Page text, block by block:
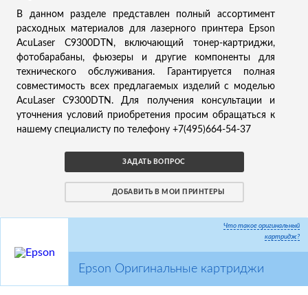
В данном разделе представлен полный ассортимент
расходных материалов для лазерного принтера Epson
AcuLaser C9300DTN, включающий тонер-картриджи,
фотобарабаны, фьюзеры и другие компоненты для
технического обслуживания. Гарантируется полная
совместимость всех предлагаемых изделий с моделью
AcuLaser C9300DTN. Для получения консультации и
уточнения условий приобретения просим обращаться к
нашему специалисту по телефону +7(495)664-54-37
ЗАДАТЬ ВОПРОС
ДОБАВИТЬ В МОИ ПРИНТЕРЫ
Что такое оригинальный
картридж?
Epson Оригинальные картриджи